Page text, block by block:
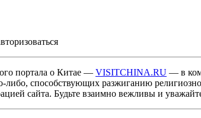
портала о Китае — VISITCHINA.RU — в
либо, способствующих разжиганию
сайта. Будьте взаимно вежливы и